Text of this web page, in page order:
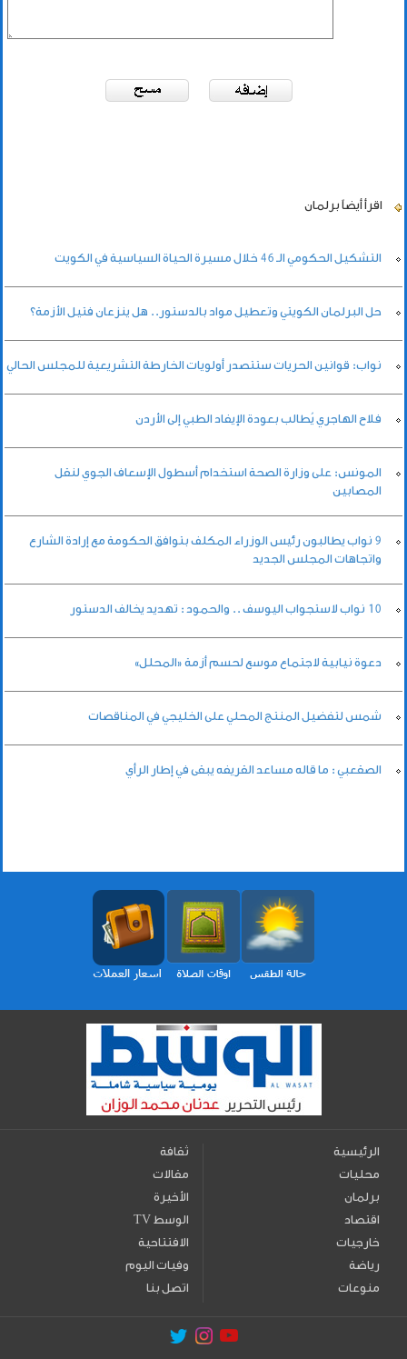
اقرأ أيضاً برلمان
التشكيل الحكومي الـ 46 خلال مسيرة الحياة السياسية في الكويت
حل البرلمان الكويتي وتعطيل مواد بالدستور.. هل ينزعان فتيل الأزمة؟
نواب: قوانين الحريات ستتصدر أولويات الخارطة التشريعية للمجلس الحالي
فلاح الهاجري يُطالب بعودة الإيفاد الطبي إلى الأردن
المونس: على وزارة الصحة استخدام أسطول الإسعاف الجوي لنقل
المصابين
9 نواب يطالبون رئيس الوزراء المكلف بتوافق الحكومة مع إرادة الشارع
واتجاهات المجلس الجديد
10 نواب لاستجواب اليوسف .. والحمود : تهديد يخالف الدستور
دعوة نيابية لاجتماع موسع لحسم أزمة «المحلل»
شمس لتفضيل المنتج المحلي على الخليجي في المناقصات
الصقعبي : ما قاله مساعد القريفه يبقى في إطار الرأي
الرئيسية
محليات
برلمان
اقتصاد
خارجيات
رياضة
منوعات
ثقافة
مقالات
الأخيرة
TV الوسط
الافتتاحية
وفيات اليوم
اتصل بنا